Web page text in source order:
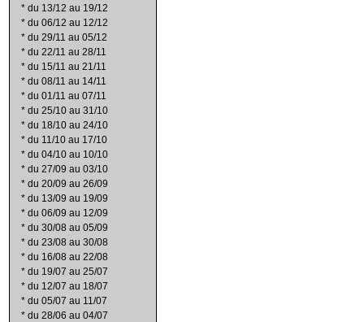
* du 13/12 au 19/12
* du 06/12 au 12/12
* du 29/11 au 05/12
* du 22/11 au 28/11
* du 15/11 au 21/11
* du 08/11 au 14/11
* du 01/11 au 07/11
* du 25/10 au 31/10
* du 18/10 au 24/10
* du 11/10 au 17/10
* du 04/10 au 10/10
* du 27/09 au 03/10
* du 20/09 au 26/09
* du 13/09 au 19/09
* du 06/09 au 12/09
* du 30/08 au 05/09
* du 23/08 au 30/08
* du 16/08 au 22/08
* du 19/07 au 25/07
* du 12/07 au 18/07
* du 05/07 au 11/07
* du 28/06 au 04/07